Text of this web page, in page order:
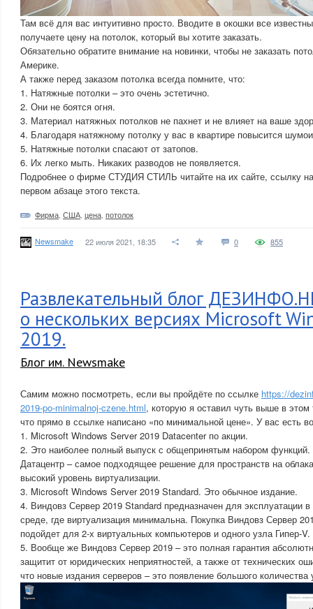
Там всё для вас интуитивно просто. Вводите в окошки все
получаете цену на потолок, который вы хотите заказать.
Обязательно обратите внимание на новинки, чтобы не заказать
Америке.
А также перед заказом потолка всегда помните, что:
1. Натяжные потолки – это очень эстетично.
2. Они не боятся огня.
3. Материал натяжных потолков не пахнет и не влияет на ваше
4. Благодаря натяжному потолку у вас в квартире повысится
5. Натяжные потолки спасают от затопов.
6. Их легко мыть. Никаких разводов не появляется.
Подробнее о фирме СТУДИЯ СТИЛЬ читайте на их сайте, ссылку
первом абзаце этого текста.
Фирма США цена потолок
Newsmake 22 июля 2021, 18:35 0 855
Развлекательный блог
о нескольких версиях Microsoft
2019.
Блог им. Newsmake
Самим можно посмотреть, если вы пройдёте по ссылке https://
2019-po-minimalnoj-czene.html, которую я оставил чуть выше в этом
что прямо в ссылке написано «по минимальной цене». У вас есть
1. Microsoft Windows Server 2019 Datacenter по акции.
2. Это наиболее полный выпуск с общепринятым набором
Датацентр – самое подходящее решение для пространств на
высокий уровень виртуализации.
3. Microsoft Windows Server 2019 Standard. Это обычное издание.
4. Виндовз Сервер 2019 Standard предназначен для эксплуатации
среде, где виртуализация минимальна. Покупка Виндовз Сервер
подойдет для 2-х виртуальных компьютеров и одного узла Гипер-V.
5. Вообще же Виндовз Сервер 2019 – это полная гарантия
защитит от юридических неприятностей, а также от технических
что новые издания серверов – это появление большого